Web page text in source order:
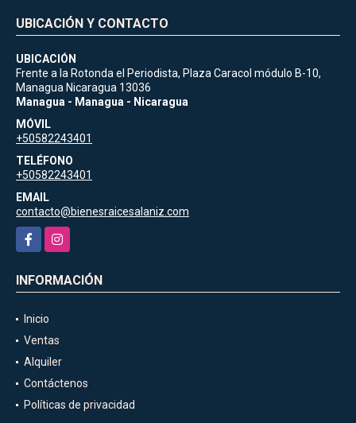
UBICACIÓN Y CONTACTO
UBICACIÓN
Frente a la Rotonda el Periodista, Plaza Caracol módulo B-10,
Managua Nicaragua 13036
Managua - Managua - Nicaragua
MÓVIL
+50582243401
TELÉFONO
+50582243401
EMAIL
contacto@bienesraicesalaniz.com
FacebookInstagram
INFORMACIÓN
Inicio
Ventas
Alquiler
Contáctenos
Políticas de privacidad